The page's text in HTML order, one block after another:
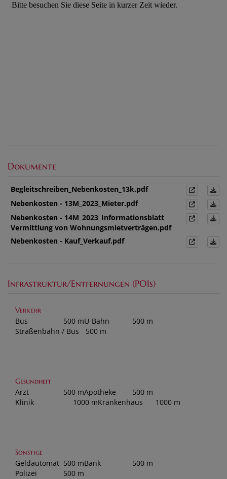
Dokumente
Begleitschreiben_Nebenkosten_13k.pdf
Nebenkosten - 13M_2023_Mieter.pdf
Nebenkosten - 14M_2023_Informationsblatt
Vermittlung von Wohnungsmietverträgen.pdf
Nebenkosten - Kauf_Verkauf.pdf
Infrastruktur/Entfernungen (POIs)
Verkehr
Bus 500 mU-Bahn
500 m
Straßenbahn / Bus
500 m
Gesundheit
Arzt 500 mApotheke
500 m
Klinik
1000 mKrankenhaus 1000 m
Sonstige
Geldautomat 500 mBank
500 m
Polizei
500 m